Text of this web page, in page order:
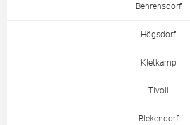
Behrensdorf
Högsdorf
Kletkamp
Tivoli
Blekendorf